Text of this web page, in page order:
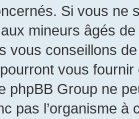
Si vous ne
mineurs âgés
vous conseillons
vous
phpBB Group ne
pas l’organisme